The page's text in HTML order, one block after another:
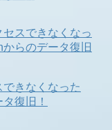
セスできなくなっ
らのデータ復旧
きなくなった
復旧！